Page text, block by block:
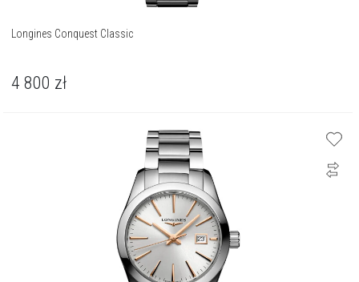
Longines Conquest Classic
4 800 zł